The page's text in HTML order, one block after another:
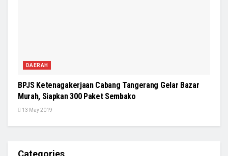
DAERAH
BPJS Ketenagakerjaan Cabang Tangerang Gelar Bazar
Murah, Siapkan 300 Paket Sembako
13 May 2019
Categories